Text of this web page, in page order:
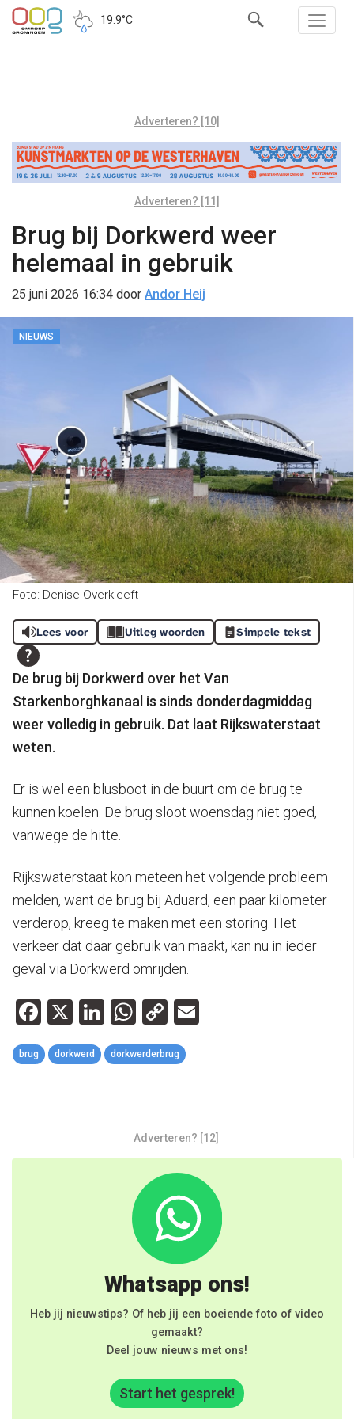
19.9°C
Adverteren? [10]
Adverteren? [11]
Brug bij Dorkwerd weer
helemaal in gebruik
25 juni 2026 16:34 door Andor Heij
NIEUWS
Foto: Denise Overkleeft
Lees voor Uitleg woorden Simpele tekst
De brug bij Dorkwerd over het Van
Starkenborghkanaal is sinds donderdagmiddag
weer volledig in gebruik. Dat laat Rijkswaterstaat
weten.
Er is wel een blusboot in de buurt om de brug te
kunnen koelen. De brug sloot woensdag niet goed,
vanwege de hitte.
Rijkswaterstaat kon meteen het volgende probleem
melden, want de brug bij Aduard, een paar kilometer
verderop, kreeg te maken met een storing. Het
verkeer dat daar gebruik van maakt, kan nu in ieder
geval via Dorkwerd omrijden.
Facebook
X LinkedIn
WhatsApp
Copy
Link
brug dorkwerd dorkwerderbrug
Adverteren? [12]
Whatsapp ons!
Heb jij nieuwstips? Of heb jij een boeiende foto of video
gemaakt?
Deel jouw nieuws met ons!
Start het gesprek!